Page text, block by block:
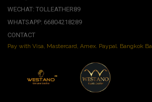
WECHAT: TOLLEATHER89
WHATSAPP: 66804218289
CONTACT
Pay with Visa, Mastercard, Amex. Paypal. Bangkok